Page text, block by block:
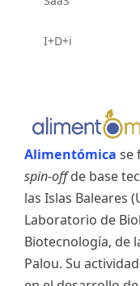
I+D+i
Alimentómica se
spin-offde base
las Islas Baleares
Laboratorio de
Biotecnología, de
Palou. Su